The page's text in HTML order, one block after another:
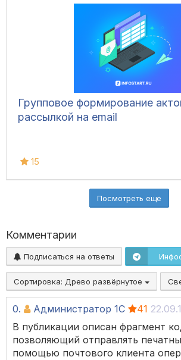
Групповое формирование
рассылкой на email
15
Посмотреть ещё
Комментарии
Подписаться на ответы
Сортировка: Древо развёрнутое
0. Администратор 1С 41
В публикации описан фрагмент
позволяющий отправлять
помощью почтового клиента